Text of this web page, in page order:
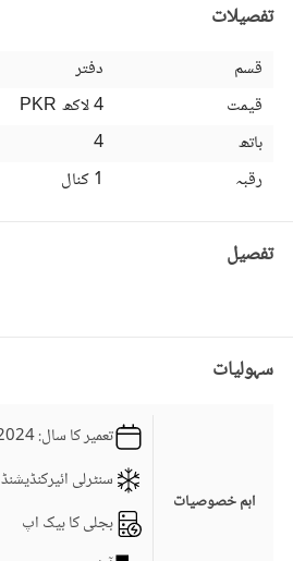
تفصیلات
قسم
دفتر
قیمت
PKR
4 لاکھ
باتھ
4
رقبہ
1 کنال
تفصیل
سہولیات
اہم خصوصیات
تعمیر کا سال: 2024
سنٹرلی ائیرکنڈیشنڈ
بجلی کا بیک اپ